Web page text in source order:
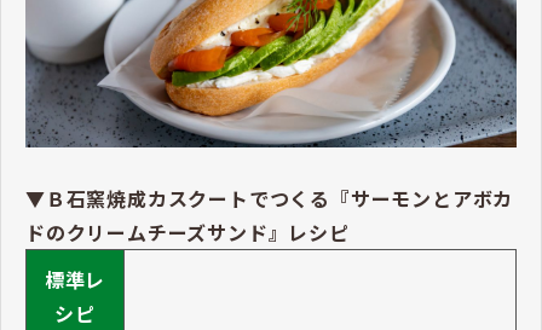
▼Ｂ石窯焼成カスクートでつくる『サーモンとアボカ
ドのクリームチーズサンド』レシピ
標準レ
シピ